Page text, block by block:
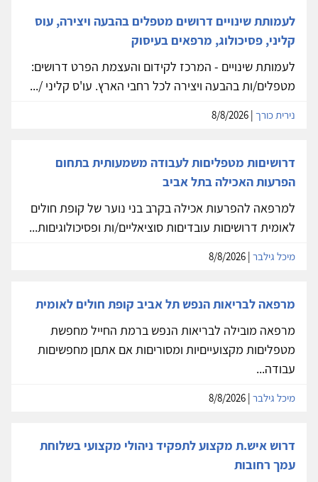
לעמותת שינויים דרושים מטפלים בהבעה ויצירה, עוס
קליני, פסיכולוג, מרפאים בעיסוק
לעמותת שינויים - המרכז לקידום והעצמת הפרט דרושים:
מטפלים/ות בהבעה ויצירה לכל רחבי הארץ. עו'ס קליני /...
נירית כורך
דרושיםות מטפליםות לעבודה משמעותית בתחום
הפרעות האכילה בתל אביב
למרפאה להפרעות אכילה בקרב בני נוער של קופת חולים
לאומית דרושיםות עובדיםות סוציאליים/ות ופסיכולוגיםות...
מיכל גילבר
מרפאה לבריאות הנפש תל אביב קופת חולים לאומית
מרפאה מובילה לבריאות הנפש ברמת החייל מחפשת
מטפליםות מקצועייםיות ומסוריםות אם אתםן מחפשיםות
עבודה...
מיכל גילבר
דרוש איש.ת מקצוע לתפקיד ניהולי מקצועי בשלוחת
עמך רחובות